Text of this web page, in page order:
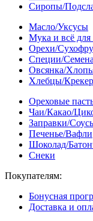
Сиропы/
Масло/Уксусы
Мука и всё
Орехи/
Специи/
Овсянка/
Хлебцы/
Ореховые
Чаи/Какао/
Заправки/
Печенье/Вафли
Шоколад/
Снеки
Покупателям:
Бонусная
Доставка и